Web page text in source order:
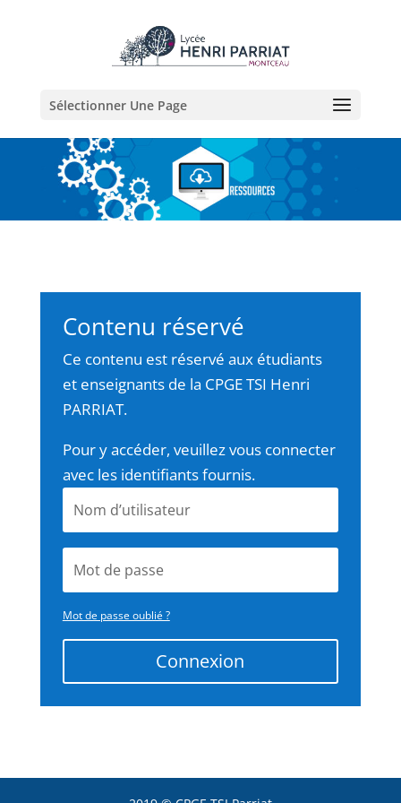
Sélectionner Une Page
Contenu réservé
Ce contenu est réservé aux étudiants
et enseignants de la CPGE TSI Henri
PARRIAT.
Pour y accéder, veuillez vous connecter
avec les identifiants fournis.
Mot de passe oublié ?
Connexion